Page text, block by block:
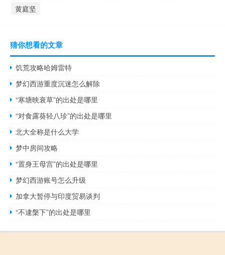
黄庭坚
猜你想看的文章
饥荒攻略哈姆雷特
梦幻西游重度沉迷怎么解除
“寒塘映衰草”的出处是哪里
“对食露葵轻八珍”的出处是哪里
北大全称是什么大学
梦中房间攻略
“置身王母宫”的出处是哪里
梦幻西游账号怎么升级
加拿大暂停与印度贸易谈判
“不逮槃下”的出处是哪里